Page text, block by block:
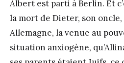
Albert est parti à Berlin. Et
la mort de Dieter, son oncle,
Allemagne, la venue au
situation anxiogène,